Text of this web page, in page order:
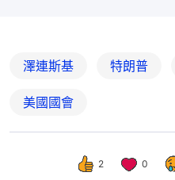
澤連斯基 特朗普
美國國會
2 0